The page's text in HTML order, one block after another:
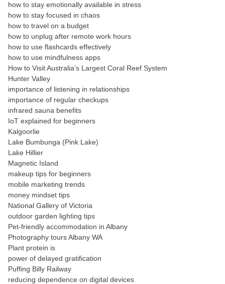
how to stay emotionally available in stress
how to stay focused in chaos
how to travel on a budget
how to unplug after remote work hours
how to use flashcards effectively
how to use mindfulness apps
How to Visit Australia’s Largest Coral Reef System
Hunter Valley
importance of listening in relationships
importance of regular checkups
infrared sauna benefits
IoT explained for beginners
Kalgoorlie
Lake Bumbunga (Pink Lake)
Lake Hillier
Magnetic Island
makeup tips for beginners
mobile marketing trends
money mindset tips
National Gallery of Victoria
outdoor garden lighting tips
Pet-friendly accommodation in Albany
Photography tours Albany WA
Plant protein is
power of delayed gratification
Puffing Billy Railway
reducing dependence on digital devices